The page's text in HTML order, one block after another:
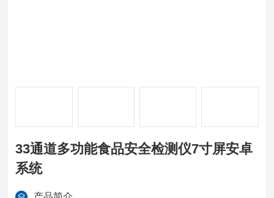
33通道多功能食品安全检测仪7寸屏安卓
系统